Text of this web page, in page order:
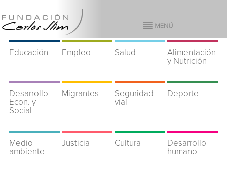
Educación Empleo Salud
Alimentación
y Nutrición
Desarrollo
Econ. y
Social
Migrantes
Seguridad
vial
Deporte
Medio
ambiente
Justicia Cultura
Desarrollo
humano